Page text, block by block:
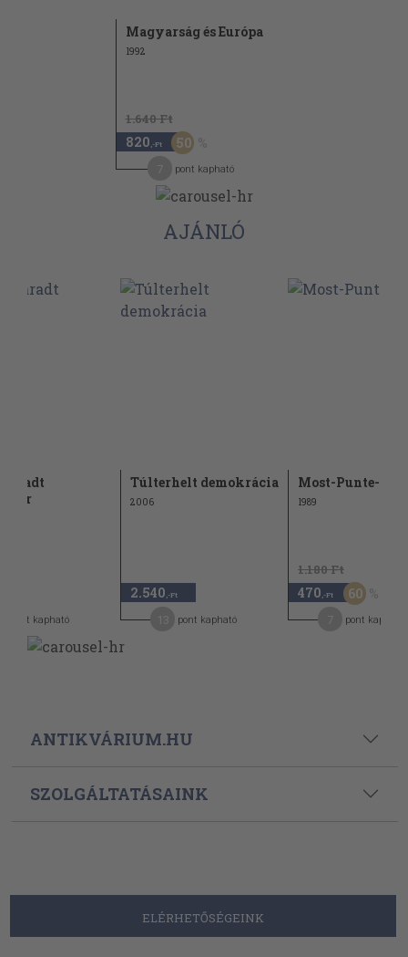
Magyarság és Európa
1992
1.640 Ft
820 ,-Ft 50
pont kapható
AJÁNLÓ
pont kapható
Túlterhelt demokrácia
2006
2.540 ,-Ft
pont kapható
Most-Punte-Híd
1989
1.180 Ft
470 ,-Ft 60
pont kapható
ANTIKVÁRIUM.HU
SZOLGÁLTATÁSAINK
ELÉRHETŐSÉGEINK